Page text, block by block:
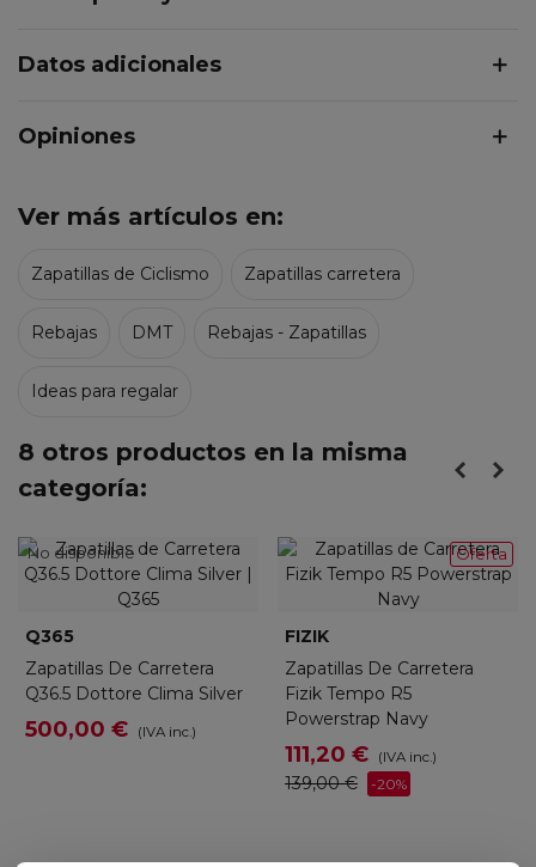
Datos adicionales
Opiniones
Ver más artículos en:
Zapatillas de Ciclismo Zapatillas carretera
Rebajas DMT Rebajas - Zapatillas
Ideas para regalar
8 otros productos en la misma
categoría:
No disponible
Q365
Zapatillas De Carretera
Q36.5 Dottore Clima Silver
500,00 € (IVA inc.)
Oferta
FIZIK
Zapatillas De Carretera
Fizik Tempo R5
Powerstrap Navy
111,20 € (IVA inc.)
139,00 € -20%